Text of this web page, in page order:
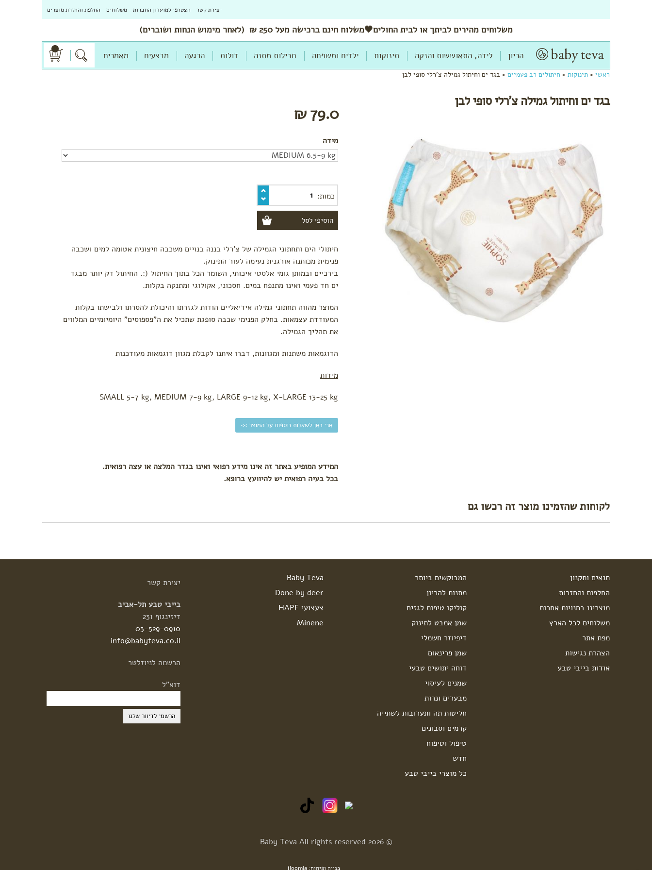
יצירת קשר הצטרפי למועדון החברות משלוחים החלפת והחזרת מוצרים
משלוחים מהירים לביתך או לבית החולים🖤משלוח חינם ברכישה מעל 250 ₪ (לאחר מימוש הנחות ושוברים)
הריון לידה, התאוששות והנקה תינוקות ילדים ומשפחה חבילות מתנה דולות הרגעה מבצעים מאמרים
ראשי > תינוקות > חיתולים רב פעמיים > בגד ים וחיתול גמילה צ'רלי סופי לבן
בגד ים וחיתול גמילה צ'רלי סופי לבן
79.0 ₪
מידה
כמות:
חיתולי הים ותחתוני הגמילה של צ'רלי בננה בנויים משכבה חיצונית אטומה למים ושכבה
פנימית מכותנה אורגנית נעימה לעור התינוק.
בירכיים ובמותן גומי אלסטי איכותי, השומר הכל בתוך החיתול (:. החיתול דק יותר מבגד
ים חד פעמי ואינו מתנפח במים. חסכוני, אקולוגי ומתנקה בקלות.
המוצר מהווה תחתוני גמילה אידיאליים הודות לגזרתו והיכולת להסרתו ולבישתו בקלות
המעודדת עצמאות. בחלק הפנימי שכבה סופגת שתכיל את ה"פספוסים" היומיומיים המלווים
את תהליך הגמילה.
הדוגמאות משתנות ומגוונות, דברו איתנו לקבלת מגוון דוגמאות מעודכנות
מידות
SMALL 5-7 kg, MEDIUM 7-9 kg, LARGE 9-12 kg, X-LARGE 13-25 kg
אני כאן לשאלות נוספות על המוצר >>
המידע המופיע באתר זה אינו מידע רפואי ואינו בגדר המלצה או עצה רפואית.
בכל בעיה רפואית יש להיוועץ ברופא.
לקוחות שהזמינו מוצר זה רכשו גם
תנאים ותקנון
החלפות והחזרות
מוצרינו בחנויות אחרות
משלוחים לכל הארץ
מפת אתר
הצהרת נגישות
אודות בייבי טבע
המבוקשים ביותר
מתנות להריון
קוליקו טיפות לגזים
שמן אמבט לתינוק
דיפיוזר חשמלי
שמן פרינאום
דוחה יתושים טבעי
שמנים לעיסוי
מבערים ונרות
חליטות תה ותערובות לשתייה
קרמים וסבונים
טיפול וטיפוח
חדש
כל מוצרי בייבי טבע
Baby Teva
Done by deer
צעצועי HAPE
Minene
יצירתקשר
בייבי טבע תל-אביב
דיזינגוף 231
03-529-0910
info@babyteva.co.il
הרשמה לניוזלטר
דוא"ל
© 2026 Baby Teva All rights reserved
בנייה ופיתוח: iJoomla